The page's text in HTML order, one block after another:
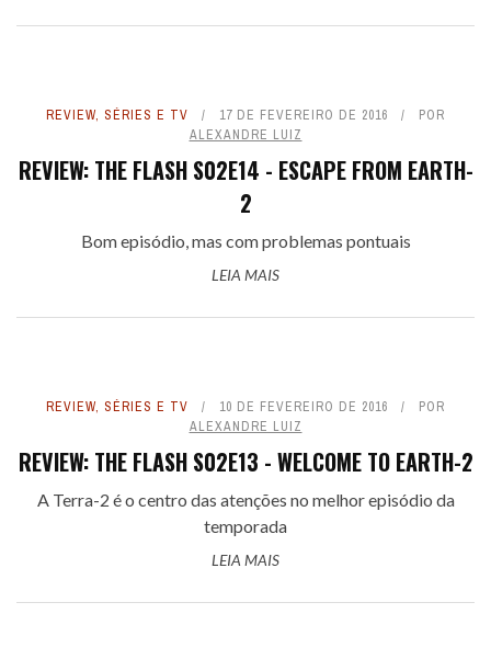
REVIEW, SÉRIES E TV 17 DE FEVEREIRO DE 2016
POR
ALEXANDRE LUIZ
REVIEW: THE FLASH S02E14 - ESCAPE FROM EARTH-
2
Bom episódio, mas com problemas pontuais
LEIA MAIS
REVIEW, SÉRIES E TV 10 DE FEVEREIRO DE 2016
POR
ALEXANDRE LUIZ
REVIEW: THE FLASH S02E13 - WELCOME TO EARTH-2
A Terra-2 é o centro das atenções no melhor episódio da
temporada
LEIA MAIS